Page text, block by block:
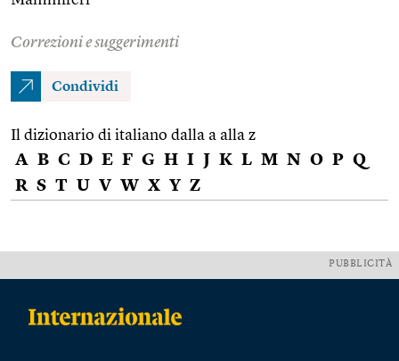
Correzioni e suggerimenti
Condividi
Il dizionario di italiano dalla a alla z
A B C D E F G H I J K L M N O P Q
R S T U V W X Y Z
PUBBLICITÀ